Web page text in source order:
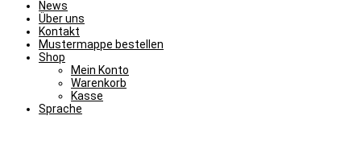
News
Über uns
Kontakt
Mustermappe bestellen
Shop
Mein Konto
Warenkorb
Kasse
Sprache